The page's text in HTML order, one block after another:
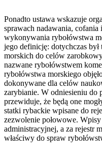
Ponadto ustawa wskazuje
sprawach nadawania,
wykonywania rybołówstwa
jego definicję: dotychczas
morskich do celów
nazwane rybołówstwem
rybołówstwa morskiego
dokonywane dla celów
zarybianie. W odniesieniu do
przewiduje, że będą one
statki rybackie wpisane do
zezwolenie połowowe.
administracyjnej, a za rejestr
właściwy do spraw